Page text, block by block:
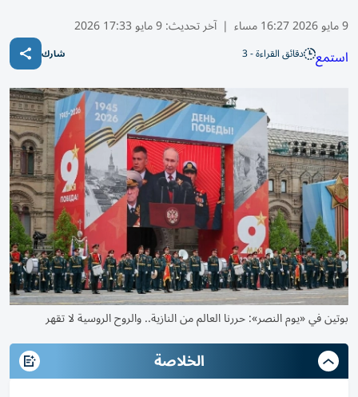
9 مايو 2026 16:27 مساء | آخر تحديث:9 مايو 17:33 2026
استمع دقائق القراءة - 3 شارك
بوتين في «يوم النصر»: حررنا العالم من النازية.. والروح الروسية لا تقهر
الخلاصة